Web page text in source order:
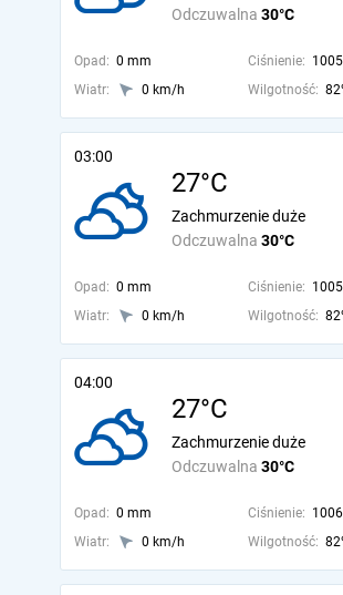
Odczuwalna 30°C
Opad: 0 mm Ciśnienie:
Wiatr:
0 km/h Wilgotność:
03:00
27°C
Odczuwalna 30°C
Zachmurzenie duże
Opad: 0 mm Ciśnienie:
Wiatr:
0 km/h Wilgotność:
04:00
27°C
Odczuwalna 30°C
Zachmurzenie duże
Opad: 0 mm Ciśnienie:
Wiatr:
0 km/h Wilgotność: